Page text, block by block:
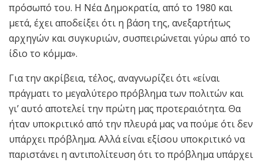
πρόσωπό του. Η Νέα Δημοκρατία, από το 1980 και
μετά, έχει αποδείξει ότι η βάση της, ανεξαρτήτως
αρχηγών και συγκυριών, συσπειρώνεται γύρω από το
ίδιο το κόμμα».
Για την ακρίβεια, τέλος, αναγνωρίζει ότι «είναι
πράγματι το μεγαλύτερο πρόβλημα των πολιτών και
γι’ αυτό αποτελεί την πρώτη μας προτεραιότητα. Θα
ήταν υποκριτικό από την πλευρά μας να πούμε ότι δεν
υπάρχει πρόβλημα. Αλλά είναι εξίσου υποκριτικό να
παριστάνει η αντιπολίτευση ότι το πρόβλημα υπάρχει